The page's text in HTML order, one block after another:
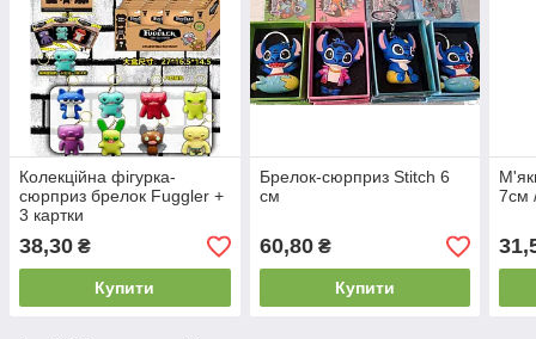
Колекційна фігурка-
сюрприз брелок Fuggler +
3 картки
38,30 ₴
Купити
Брелок-сюрприз Stitch 6
см
60,80₴
Купити
7см